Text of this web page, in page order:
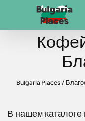
Bulgaria Places /
В нашем каталоге